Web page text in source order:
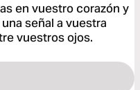
en vuestro corazón y
señal a vuestra
vuestros ojos.